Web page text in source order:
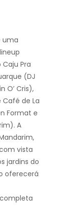
uma
Pra
(DJ
O’ Cris),
Café de La
Format e
A
vista
jardins do
oferecerá